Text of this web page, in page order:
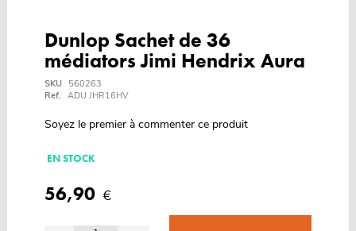
Dunlop Sachet de 36
médiators Jimi Hendrix Aura
SKU
560263
Ref. ADU JHR16HV
Soyez le premier à commenter ce produit
EN STOCK
56,90 €